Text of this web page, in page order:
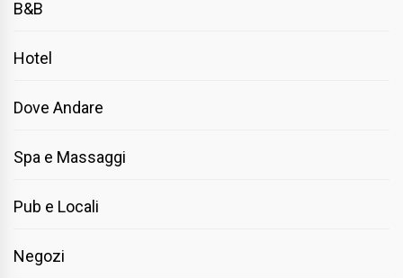
B&B
Hotel
Dove Andare
Spa e Massaggi
Pub e Locali
Negozi